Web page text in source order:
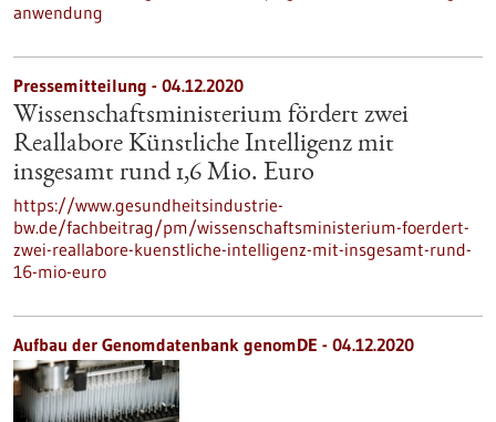
anwendung
Pressemitteilung - 04.12.2020
Wissenschaftsministerium fördert zwei
Reallabore Künstliche Intelligenz mit
insgesamt rund 1,6 Mio. Euro
https://www.gesundheitsindustrie-
bw.de/fachbeitrag/pm/wissenschaftsministerium-foerdert-
zwei-reallabore-kuenstliche-intelligenz-mit-insgesamt-rund-
16-mio-euro
Aufbau der Genomdatenbank genomDE - 04.12.2020